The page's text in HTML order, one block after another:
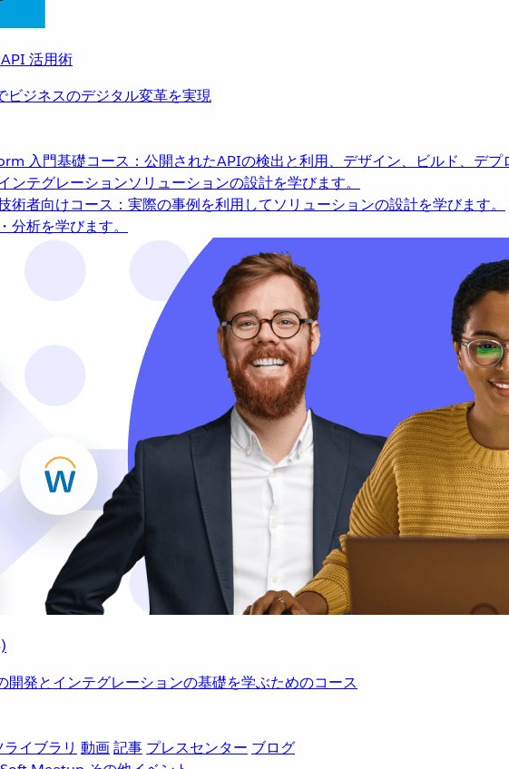
活用術
ジネスのデジタル変革を実現
入門基礎コース：公開されたAPIの検出と利用、デザイン、ビルド、デプ
テグレーションソリューションの設計を学びます。
術者向けコース：実際の事例を利用してソリューションの設計を学びます。
分析を学びます。
発とインテグレーションの基礎を学ぶためのコース
イブラリ 動画記事 プレスセンター ブログ